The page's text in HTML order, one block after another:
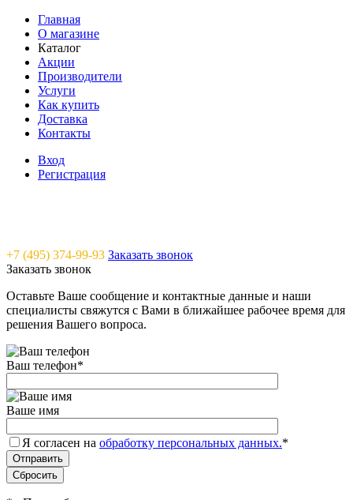
Главная
О магазине
Каталог
Акции
Производители
Услуги
Как купить
Доставка
Контакты
Вход
Регистрация
+7 (495) 374-99-93 Заказать звонок
Заказать звонок
Оставьте Ваше сообщение и контактные данные и наши
специалисты свяжутся с Вами в ближайшее рабочее время для
решения Вашего вопроса.
Ваш телефон*
Ваше имя
Я согласен на обработку персональных данных.*